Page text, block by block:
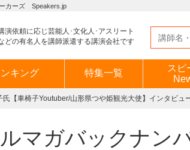
カーズ Speakers.jp
演依頼に応じ芸能人･文化人･アスリート
どの有名人を講師派遣する講演会社です
キング 特集一覧
スピ
氏【車椅子Youtuber/山形県つや姫観光大使】インタビュ
マガバックナン